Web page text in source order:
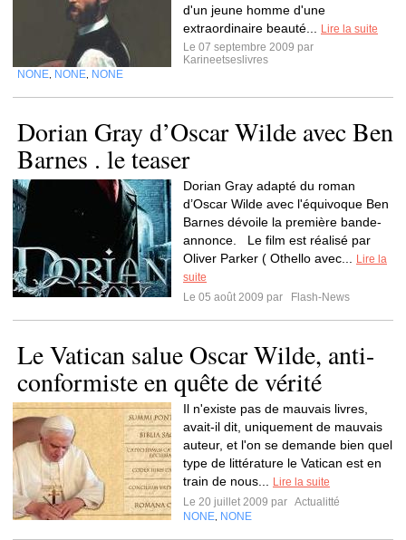
d'un jeune homme d'une
extraordinaire beauté...
Lire la suite
Le 07 septembre 2009 par
Karineetseslivres
NONE NONE NONE
Dorian Gray d’Oscar Wilde avec Ben
Barnes . le teaser
Dorian Gray adapté du roman
d’Oscar Wilde avec l'équivoque Ben
Barnes dévoile la première bande-
annonce. Le film est réalisé par
Oliver Parker ( Othello avec...
Lire la
suite
Le 05 août 2009 par
Flash-News
Le Vatican salue Oscar Wilde, anti-
conformiste en quête de vérité
Il n'existe pas de mauvais livres,
avait-il dit, uniquement de mauvais
auteur, et l'on se demande bien quel
type de littérature le Vatican est en
train de nous...
Lire la suite
Le 20 juillet 2009 par Actualitté
NONE NONE